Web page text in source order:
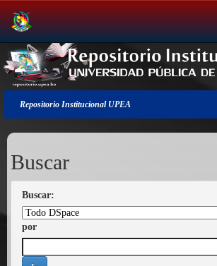
Salir
de
la
navegación
Repositorio Institucional UPEA
Buscar
Buscar:
por